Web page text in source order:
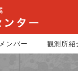
メンバー 観測所紹